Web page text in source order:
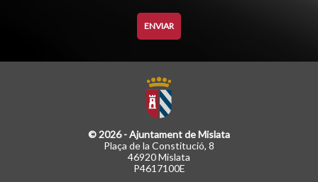
© 2026 - Ajuntament de Mislata
Plaça de la Constitució, 8
46920 Mislata
P4617100E